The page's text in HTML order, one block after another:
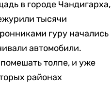
в городе Чандигарха,
тысячи
гуру начались
автомобили.
толпе, и уже
районах